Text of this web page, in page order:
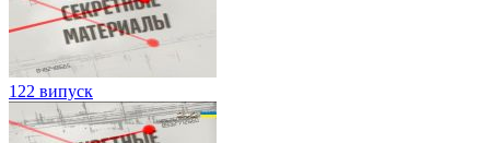
122 випуск